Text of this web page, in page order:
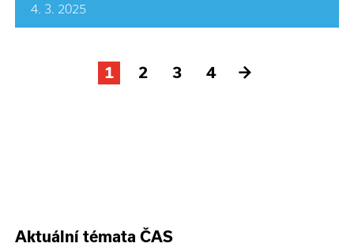
4. 3. 2025
1 2 3 4
Další
→
Aktuální témata ČAS